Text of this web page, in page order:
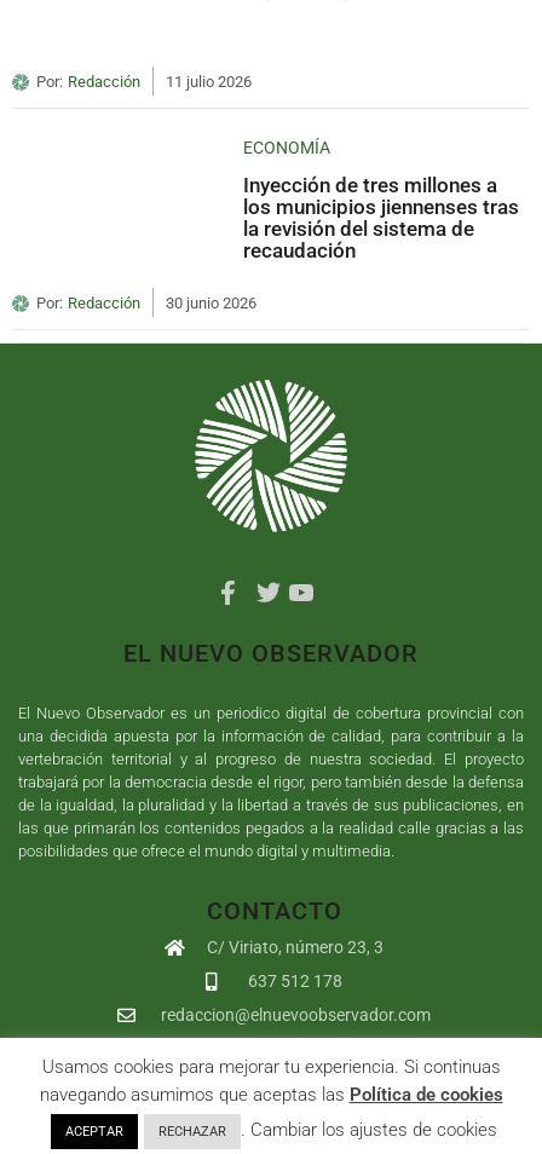
Por: Redacción 11 julio 2026
ECONOMÍA
Inyección de tres millones a
los municipios jiennenses tras
la revisión del sistema de
recaudación
Por: Redacción 30 junio 2026
EL NUEVO OBSERVADOR
El Nuevo Observador es un periodico digital de cobertura provincial con
una decidida apuesta por la información de calidad, para contribuir a la
vertebración territorial y al progreso de nuestra sociedad. El proyecto
trabajará por la democracia desde el rigor, pero también desde la defensa
de la igualdad, la pluralidad y la libertad a través de sus publicaciones, en
las que primarán los contenidos pegados a la realidad calle gracias a las
posibilidades que ofrece el mundo digital y multimedia.
CONTACTO
C/ Viriato, número 23, 3
637 512 178
redaccion@elnuevoobservador.com
Copyright ©2026 El Nuevo Observador | Sumurdigital Diseño web
yDesarrollo| All Rights Reserved |
Privacidad|Política de cookies|User
Usamos cookies para mejorar tu experiencia. Si continuas
navegando asumimos que aceptas las Política de cookies
ACEPTAR RECHAZAR
. Cambiar los ajustes de cookies